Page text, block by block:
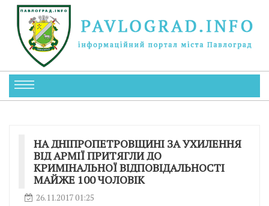
НА ДНІПРОПЕТРОВЩИНІ ЗА УХИЛЕННЯ
ВІД АРМІЇ ПРИТЯГЛИ ДО
КРИМІНАЛЬНОЇ ВІДПОВІДАЛЬНОСТІ
МАЙЖЕ 100 ЧОЛОВІК
26.11.2017 01:25